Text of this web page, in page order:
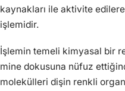
kaynakları ile aktivite
işlemidir.
İşlemin temeli kimyasal bir
mine dokusuna nüfuz
molekülleri dişin renkli